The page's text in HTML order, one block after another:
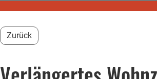
Zurück